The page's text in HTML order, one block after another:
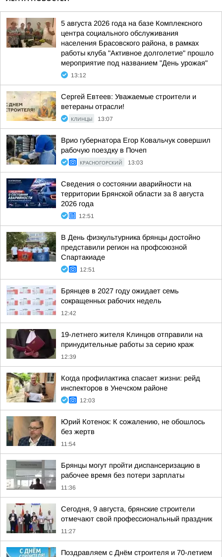
5 августа 2026 года на базе Комплексного
центра социального обслуживания
населения Брасовского района, в рамках
работы клуба "Активное долголетие" прошло
мероприятие под названием "День урожая"
13:12
Сергей Евтеев: Уважаемые строители и
ветераны отрасли!
КЛИНЦЫ 13:07
Врио губернатора Егор Ковальчук совершил
рабочую поездку в Почеп
КРАСНОГОРСКИЙ 13:03
Сведения о состоянии аварийности на
территории Брянской области за 8 августа
2026 года
12:51
В День физкультурника брянцы достойно
представили регион на профсоюзной
Спартакиаде
12:51
Брянцев в 2027 году ожидает семь
сокращенных рабочих недель
12:42
19-летнего жителя Клинцов отправили на
принудительные работы за серию краж
12:39
Когда профилактика спасает жизни: рейд
инспекторов в Унечском районе
12:03
Юрий Котенок: К сожалению, не обошлось
без жертв
11:54
Брянцы могут пройти диспансеризацию в
рабочее время без потери зарплаты
11:36
Сегодня, 9 августа, брянские строители
отмечают свой профессиональный праздник
11:27
Поздравляем с Днём строителя и 70-летием